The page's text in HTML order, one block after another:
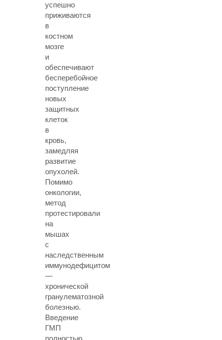
успешно
приживаются
в
костном
мозге
и
обеспечивают
бесперебойное
поступление
новых
защитных
клеток
в
кровь,
замедляя
развитие
опухолей.
Помимо
онкологии,
метод
протестировали
на
мышах
с
наследственным
иммунодефицитом
—
хронической
гранулематозной
болезнью.
Введение
ГМП